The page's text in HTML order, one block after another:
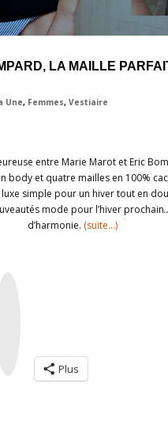
LA MAILLE
Une, Femmes, Vestiaire
entre Marie Marot et Eric
body et quatre mailles en 100%
simple pour un hiver tout en
mode pour l’hiver prochain
d’harmonie. (suite…)
Plus